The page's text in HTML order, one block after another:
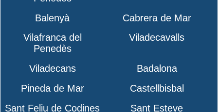
Balenyà
Cabrera de Mar
Vilafranca del
Penedès
Viladecavalls
Viladecans
Badalona
Pineda de Mar
Castellbisbal
Sant Feliu de Codines
Sant Esteve